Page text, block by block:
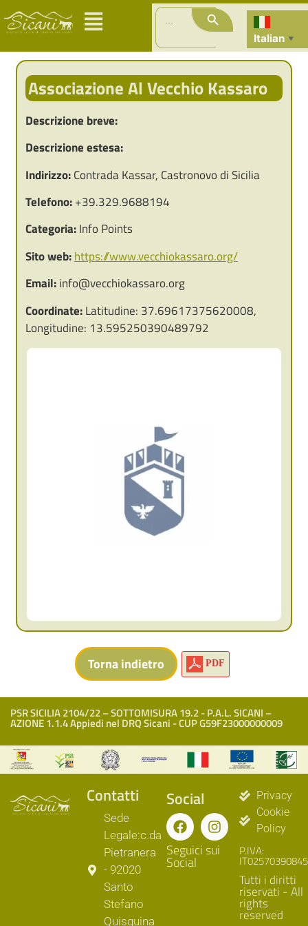
Search
for:
Search Button
Italian ▼
Associazione Al Vecchio Kassaro
Descrizione breve:
Descrizione estesa:
Indirizzo:Contrada Kassar, Castronovo di Sicilia
Telefono:+39.329.9688194
Categoria:Info Points
Sito web: https://www.vecchiokassaro.org/
Email:info@vecchiokassaro.org
Coordinate:Latitudine: 37.69617375620008,
Longitudine: 13.595250390489792
PDF
PSR SICILIA 2104/22 – SOTTOMISURA 19.2 - P.A.L. SICANI –
AZIONE 1.1.4 Appiedi nel DRQ Sicani - CUP G59F23000000009
Contatti
Sede
Legale:c.da
Pietranera
- 92020
Santo
Stefano
Quisquina
Social
Seguici sui
Social
Privacy
Cookie
Policy
P.IVA:
IT02570390845
Tutti i diritti
riservati - All
rights
reserved